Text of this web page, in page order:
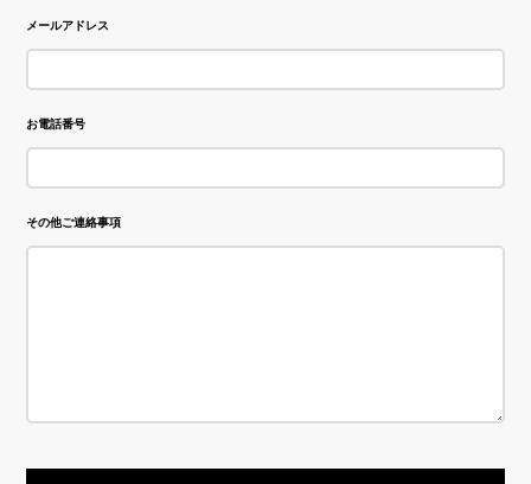
メールアドレス
お電話番号
その他ご連絡事項